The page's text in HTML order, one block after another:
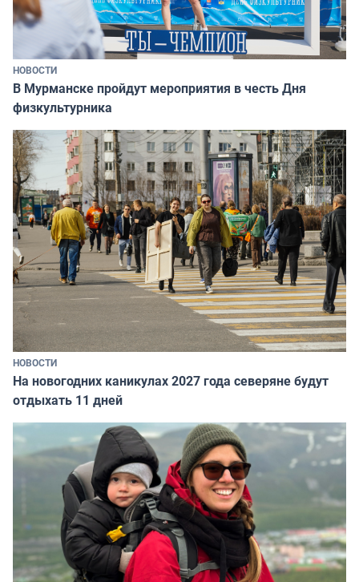
НОВОСТИ
В Мурманске пройдут мероприятия в честь Дня
физкультурника
НОВОСТИ
На новогодних каникулах 2027 года северяне будут
отдыхать 11 дней